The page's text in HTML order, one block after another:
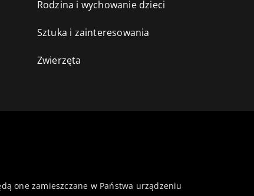
Rodzina i wychowanie dzieci
Sztuka i zainteresowania
Zwierzęta
one zamieszczane w Państwa urządzeniu